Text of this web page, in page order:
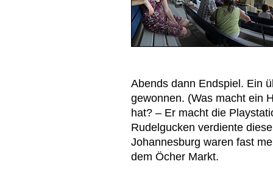
Abends dann Endspiel. Ein
gewonnen. (Was macht ein
hat? – Er macht die
Rudelgucken verdiente
Johannesburg waren fast
dem Öcher Markt.